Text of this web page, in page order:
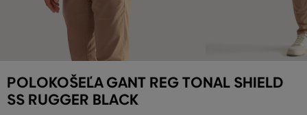
POLOKOŠEĽA GANT REG TONAL SHIELD
SS RUGGER BLACK